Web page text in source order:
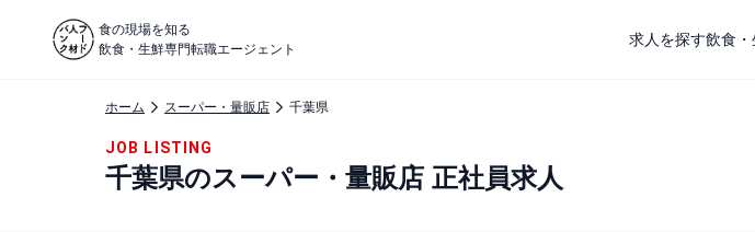
食の現場を知る
飲食・生鮮専門転職エージェント
求人を探す飲食
ホーム スーパー・量販店 千葉県
JOB LISTING
千葉県のスーパー・量販店 正社員求人